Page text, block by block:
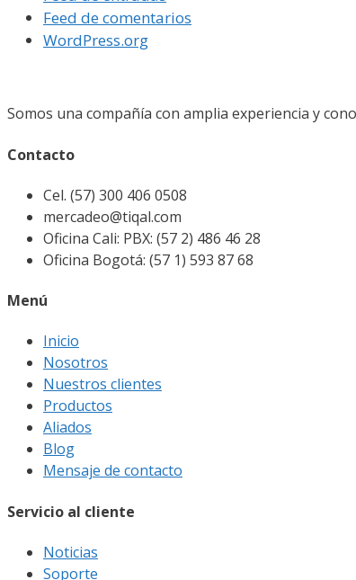
Feed de comentarios
WordPress.org
Somos una compañía con amplia experiencia y
Contacto
Cel. (57) 300 406 0508
mercadeo@tiqal.com
Oficina Cali: PBX: (57 2) 486 46 28
Oficina Bogotá: (57 1) 593 87 68
Menú
Inicio
Nosotros
Nuestros clientes
Productos
Aliados
Blog
Mensaje de contacto
Servicio al cliente
Noticias
Soporte